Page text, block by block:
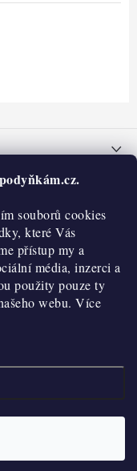
souborů cookies
které Vás
přístup my a
média, inzerci a
použity pouze ty
webu. Více